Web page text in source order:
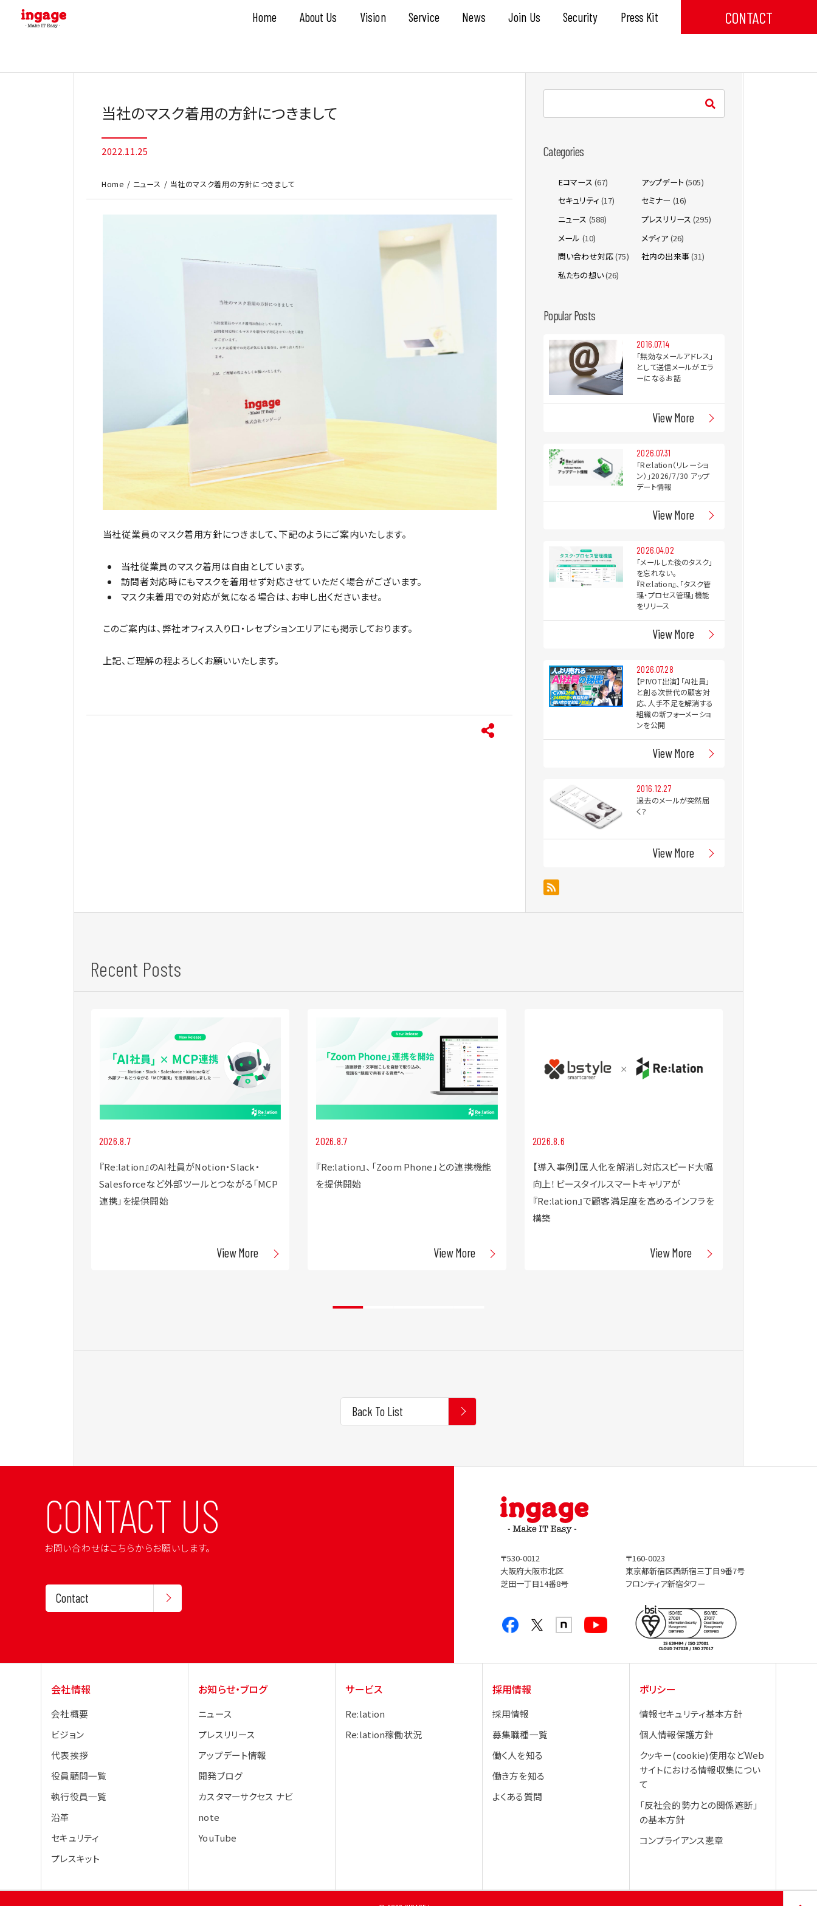
Home About Us Vision Service News Join Us Security Press Kit CONTACT
当社のマスク着用の方針につきまして
2022.11.25
Home ニュース 当社のマスク着用の方針につきまして
当社従業員のマスク着用方針につきまして、下記のようにご案内いたします。
当社従業員のマスク着用は自由としています。
訪問者対応時にもマスクを着用せず対応させていただく場合がございます。
マスク未着用での対応が気になる場合は、お申し出くださいませ。
このご案内は、弊社オフィス入り口・レセプションエリアにも掲示しております。
上記、ご理解の程よろしくお願いいたします。
Categories
Eコマース (67) アップデート (505)
セキュリティ (17) セミナー (16)
ニュース (588) プレスリリース (295)
メール (10) メディア (26)
問い合わせ対応(75) 社内の出来事(31)
私たちの想い(26)
Popular Posts
2016.07.14
「無効なメールアドレス」
として送信メールがエラ
ーになるお話
View More
2026.07.31
「Re:lation（リレーショ
ン）」2026/7/30 アップ
デート情報
View More
2026.04.02
「メールした後のタスク」
を忘れない。
『Re:lation』、「タスク管
理・プロセス管理」機能
をリリース
View More
2026.07.28
【PIVOT出演】「AI社員」
と創る次世代の顧客対
応、人手不足を解消する
組織の新フォーメーショ
ンを公開
View More
2016.12.27
過去のメールが突然届
く？
View More
Recent Posts
2026.8.7
『Re:lation』のAI社員がNotion・Slack・
Salesforceなど外部ツールとつながる「MCP
連携」を提供開始
View More
2026.8.7
『Re:lation』、「Zoom Phone」との連携機能
を提供開始
View More
2026.8.6
【導入事例】属人化を解消し対応スピード大幅
向上！ビースタイルスマートキャリアが
『Re:lation』で顧客満足度を高めるインフラを
構築
View More
Back To List
CONTACT US
お問い合わせはこちらからお願いします。
Contact
〒530-0012
大阪府大阪市北区
芝田一丁目14番8号
〒160-0023
東京都新宿区西新宿三丁目9番7号
フロンティア新宿タワー
会社情報
会社概要
ビジョン
代表挨拶
役員顧問一覧
執行役員一覧
沿革
セキュリティ
プレスキット
お知らせ・ブログ
ニュース
プレスリリース
アップデート情報
開発ブログ
カスタマーサクセス ナビ
note
YouTube
サービス
Re:lation
Re:lation稼働状況
採用情報
採用情報
募集職種一覧
働く人を知る
働き方を知る
よくある質問
ポリシー
情報セキュリティ基本方針
個人情報保護方針
クッキー(cookie)使用などWeb
サイトにおける情報収集につい
て
「反社会的勢力との関係遮断」
の基本方針
コンプライアンス憲章